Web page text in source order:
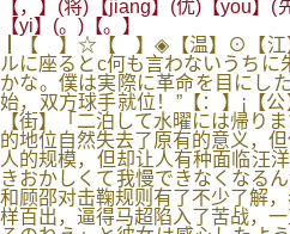
【，】(将)【jiang】(优)【you】
【yi】(。)【。】
┃【 】☆【 】◈【温】⊙【江】
ルに座るとc何も言わないうち
かな。僕は実際に革命を目にし
始，双方球手就位！”【：】¡
【街】「二泊して水曜には帰
的地位自然失去了原有的意义，
人的规模，但却让人有种面临汪
きおかしくて我慢できなくな
和顾邵对击鞠规则有了不少了解
样百出，逼得马超陷入了苦战，